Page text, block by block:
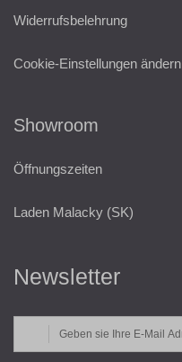
Widerrufsbelehrung
Cookie-Einstellungen ändern
Showroom
Öffnungszeiten
Laden Malacky (SK)
Newsletter